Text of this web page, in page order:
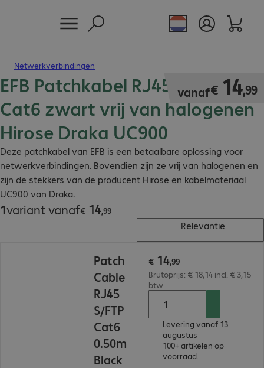
Netwerkverbindingen
EFB Patchkabel RJ45 S/FTP
Cat6 zwart vrij van halogenen
Hirose Draka UC900
Deze patchkabel van EFB is een betaalbare oplossing voor
netwerkverbindingen. Bovendien zijn ze vrij van halogenen en
zijn de stekkers van de producent Hirose en kabelmateriaal
UC900 van Draka.
vanaf€ 14,99
€ 14,99
1variant vanaf€ 14,99
€ 14,99
Relevantie
Patch
Cable
RJ45
S/FTP
Cat6
0.50m
Black
€ 14,99
Brutoprijs: € 18,14 incl. € 3,15
btw
Levering vanaf 13.
augustus
100+ artikelen op
voorraad.